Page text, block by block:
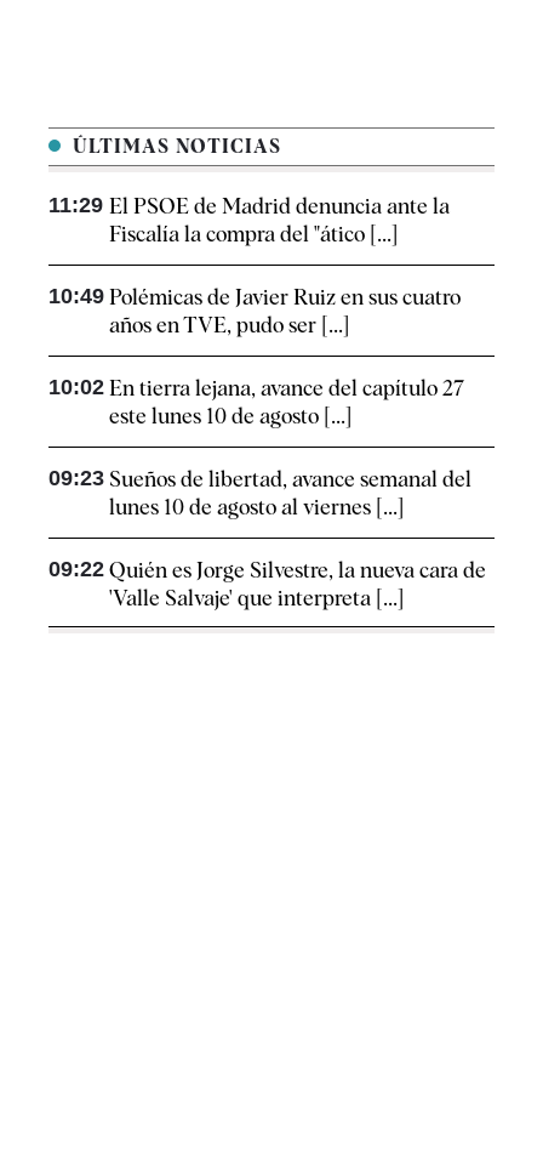
ÚLTIMAS NOTICIAS
11:29 El PSOE de Madrid denuncia ante la
Fiscalía la compra del "ático [...]
10:49 Polémicas de Javier Ruiz en sus cuatro
años en TVE, pudo ser [...]
10:02 En tierra lejana, avance del capítulo 27
este lunes 10 de agosto [...]
09:23 Sueños de libertad, avance semanal del
lunes 10 de agosto al viernes [...]
09:22 Quién es Jorge Silvestre, la nueva cara de
'Valle Salvaje' que interpreta [...]